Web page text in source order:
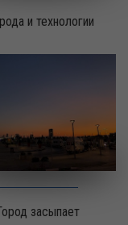
и технологии
засыпает